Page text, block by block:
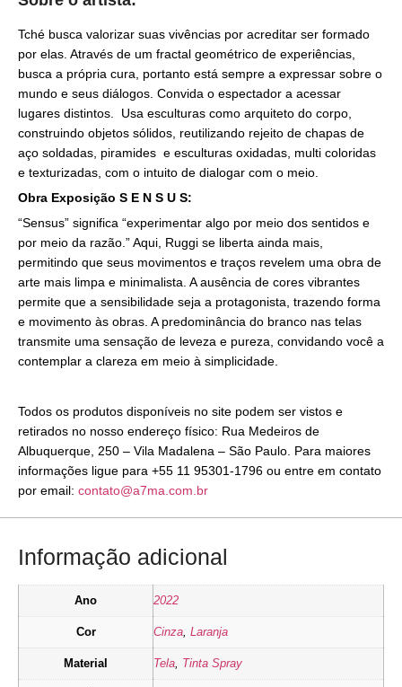
Tché busca valorizar suas vivências por acreditar ser formado
por elas. Através de um fractal geométrico de experiências,
busca a própria cura, portanto está sempre a expressar sobre o
mundo e seus diálogos. Convida o espectador a acessar
lugares distintos. Usa esculturas como arquiteto do corpo,
construindo objetos sólidos, reutilizando rejeito de chapas de
aço soldadas, piramides e esculturas oxidadas, multi coloridas
e texturizadas, com o intuito de dialogar com o meio.
Obra Exposição S E N S U S:
“Sensus” significa “experimentar algo por meio dos sentidos e
por meio da razão.” Aqui, Ruggi se liberta ainda mais,
permitindo que seus movimentos e traços revelem uma obra de
arte mais limpa e minimalista. A ausência de cores vibrantes
permite que a sensibilidade seja a protagonista, trazendo forma
e movimento às obras. A predominância do branco nas telas
transmite uma sensação de leveza e pureza, convidando você a
contemplar a clareza em meio à simplicidade.
Todos os produtos disponíveis no site podem ser vistos e
retirados no nosso endereço físico: Rua Medeiros de
Albuquerque, 250 – Vila Madalena – São Paulo. Para maiores
informações ligue para +55 11 95301-1796 ou entre em contato
por email: contato@a7ma.com.br
Informação adicional
Ano 2022
Cor Cinza Laranja
Material Tela Tinta Spray